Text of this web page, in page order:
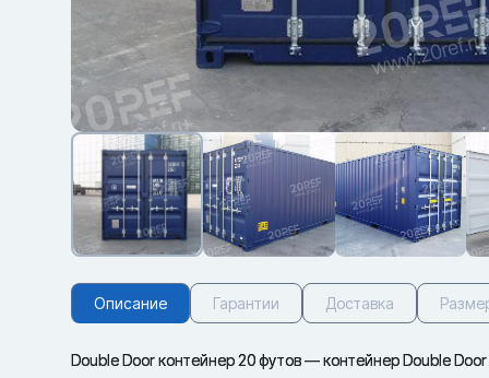
Описание Гарантии Доставка
Double Door контейнер 20 футов — контейнер Double